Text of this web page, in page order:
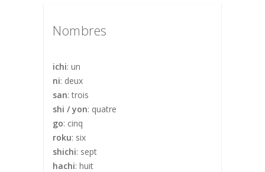
Nombres
ichi: un
ni: deux
san: trois
shi / yon: quatre
go: cinq
roku: six
shichi: sept
hachi: huit